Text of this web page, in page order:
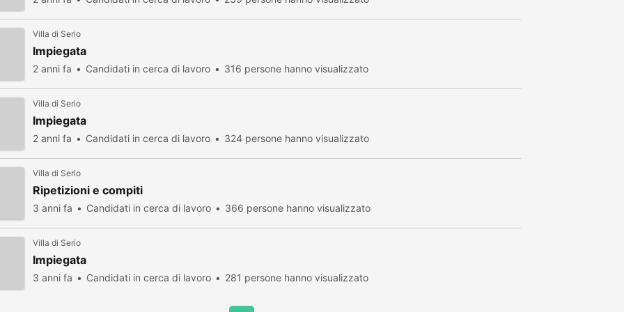
Villa di Serio
Impiegata
2 anni fa Candidati in cerca di lavoro 316 persone hanno visualizzato
Villa di Serio
Impiegata
2 anni fa Candidati in cerca di lavoro 324 persone hanno visualizzato
Villa di Serio
Ripetizioni e compiti
3 anni fa Candidati in cerca di lavoro 366 persone hanno visualizzato
Villa di Serio
Impiegata
3 anni fa Candidati in cerca di lavoro 281 persone hanno visualizzato